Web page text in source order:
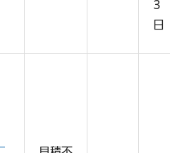
3
日